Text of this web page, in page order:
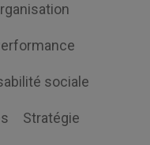
sociale
Stratégie